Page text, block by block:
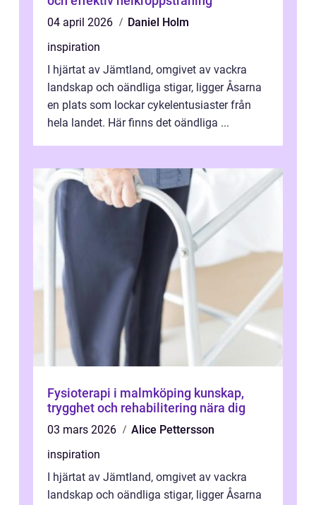
04 april 2026
Daniel Holm
inspiration
I hjärtat av Jämtland, omgivet av vackra
landskap och oändliga stigar, ligger Åsarna
en plats som lockar cykelentusiaster från
hela landet. Här finns det oändliga ...
Fysioterapi i malmköping kunskap,
trygghet och rehabilitering nära dig
03 mars 2026
Alice Pettersson
inspiration
I hjärtat av Jämtland, omgivet av vackra
landskap och oändliga stigar, ligger Åsarna